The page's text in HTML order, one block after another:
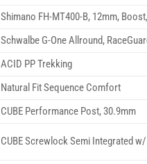
Shimano FH-MT400-B, 12mm,
Schwalbe G-One Allround,
ACID PP Trekking
Natural Fit Sequence Comfort
CUBE Performance Post, 30.9mm
CUBE Screwlock Semi Integrated